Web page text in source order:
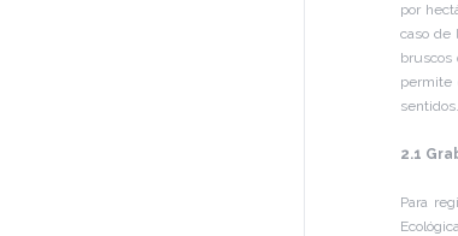
por
caso de
bruscos
permite
sentidos.
2.1
Para